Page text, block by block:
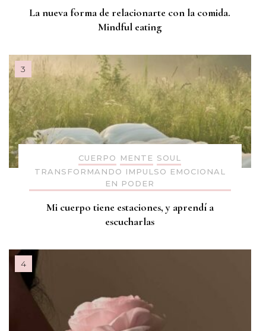
La nueva forma de relacionarte con la comida.
Mindful eating
CUERPO MENTE SOUL
TRANSFORMANDO IMPULSO EMOCIONAL
EN PODER
Mi cuerpo tiene estaciones, y aprendí a
escucharlas